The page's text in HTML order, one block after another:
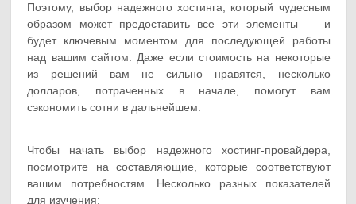
Поэтому, выбор надежного хостинга, который чудесным
образом может предоставить все эти элементы — и
будет ключевым моментом для последующей работы
над вашим сайтом. Даже если стоимость на некоторые
из решений вам не сильно нравятся, несколько
долларов, потраченных в начале, помогут вам
сэкономить сотни в дальнейшем.
Чтобы начать выбор надежного хостинг-провайдера,
посмотрите на составляющие, которые соответствуют
вашим потребностям. Несколько разных показателей
для изучения: